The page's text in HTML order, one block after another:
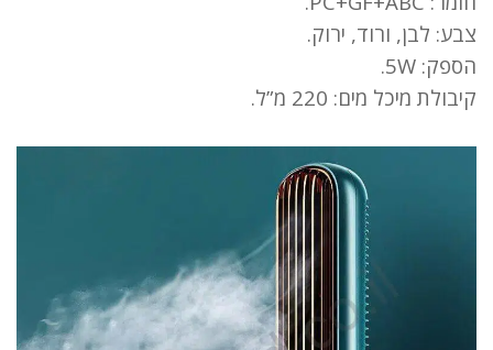
צבע: לבן, ורוד, ירוק.
הספק: 5W.
קיבולת מיכל מים: 220 מ”ל.